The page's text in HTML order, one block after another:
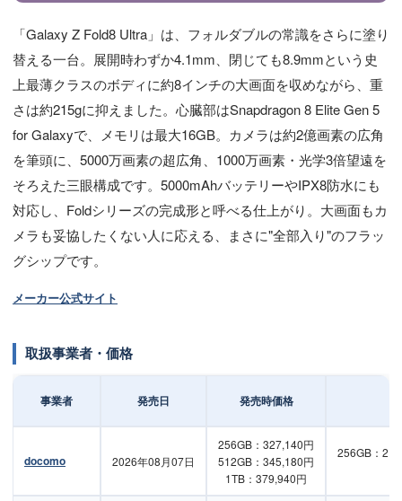
「Galaxy Z Fold8 Ultra」は、フォルダブルの常識をさらに塗り
替える一台。展開時わずか4.1mm、閉じても8.9mmという史
上最薄クラスのボディに約8インチの大画面を収めながら、重
さは約215gに抑えました。心臓部はSnapdragon 8 Elite Gen 5
for Galaxyで、メモリは最大16GB。カメラは約2億画素の広角
を筆頭に、5000万画素の超広角、1000万画素・光学3倍望遠を
そろえた三眼構成です。5000mAhバッテリーやIPX8防水にも
対応し、Foldシリーズの完成形と呼べる仕上がり。大画面もカ
メラも妥協したくない人に応える、まさに"全部入り"のフラッ
グシップです。
メーカー公式サイト
取扱事業者・価格
事業者 発売日 発売時価格
docomo 2026年08月07日
256GB：327,140円
512GB：345,180円
1TB：379,940円
256GB：